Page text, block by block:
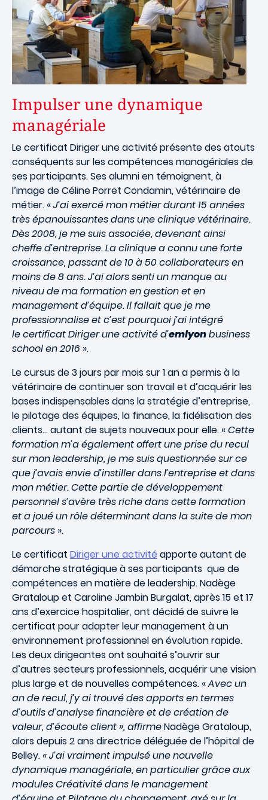
Impulser une dynamique
managériale
Le certificat Diriger une activitéprésente des atouts
conséquents sur les compétences managériales de
ses participants. Ses alumni en témoignent, à
l’image de Céline Porret Condamin, vétérinaire de
métier. «J’ai exercé mon métier durant 15 années
très épanouissantes dans une clinique vétérinaire.
Dès 2008, je me suis associée, devenant ainsi
cheffe d’entreprise. La clinique a connu une forte
croissance, passant de 10 à 50 collaborateurs en
moins de 8 ans. J’ai alors senti un manque au
niveau de ma formation en gestion et en
management d’équipe. Il fallait que je me
professionnalise et c’est pourquoi j’ai intégré
le certificatDiriger une activitéd’emlyonbusiness
school en 2016 ».
Le cursus de 3 jours par mois sur 1 an a permis à la
vétérinaire de continuer son travail et d’acquérir les
bases indispensables dans la stratégie d’entreprise,
le pilotage des équipes, la finance, la fidélisation des
clients… autant de sujets nouveaux pour elle. «Cette
formation m’a également offert une prise du recul
sur mon leadership, je me suis questionnée sur ce
que j’avais envie d’instiller dans l’entreprise et dans
mon métier. Cette partie de développement
personnel s’avère très riche dans cette formation
et a joué un rôle déterminant dans la suite de mon
parcours ».
Le certificat Diriger une activitéapporte autant de
démarche stratégique à ses participants que de
compétences en matière de leadership. Nadège
Grataloup et Caroline Jambin Burgalat, après 15 et 17
ans d’exercice hospitalier, ont décidé de suivre le
certificat pour adapter leur management à un
environnement professionnel en évolution rapide.
Les deux dirigeantes ont souhaité s’ouvrir sur
d’autres secteurs professionnels, acquérir une vision
plus large et de nouvelles compétences. «Avec un
an de recul, j’y ai trouvé des apports en termes
d’outils d’analyse financière et de création de
valeur, d’écoute client », affirmeNadège Grataloup,
alors depuis 2 ans directrice déléguée de l’hôpital de
Belley.« J’ai vraiment impulsé une nouvelle
dynamique managériale, en particulier grâce aux
modules Créativité dans le management